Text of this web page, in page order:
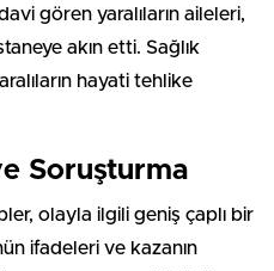
gören yaralıların aileleri,
akın etti. Sağlık
hayati tehlike
Soruşturma
olayla ilgili geniş çaplı bir
ifadeleri ve kazanın